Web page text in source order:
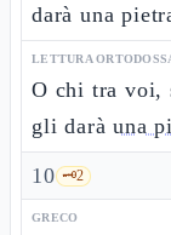
darà una
LETTURA
O chi tra
gli daràuna
10 🗝️2
GRECO